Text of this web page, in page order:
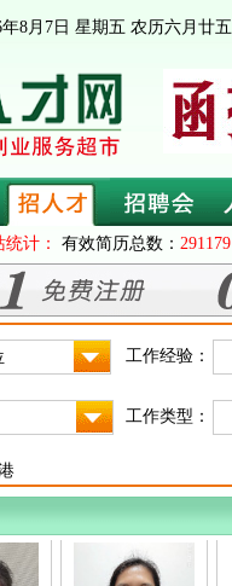
年8月7日 星期五 农历六月廿五
计： 有效简历总数： 291179
工作经验：
工作类型：